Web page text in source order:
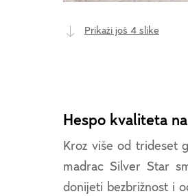
Prikaži još 4 slike
Hespo kvaliteta
Kroz više od trideset
madrac Silver Star
donijeti bezbrižnost i